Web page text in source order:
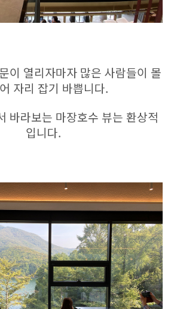
이 열리자마자 많은 사람들이 몰
자리 잡기 바쁩니다.
바라보는 마장호수 뷰는 환상적
입니다.